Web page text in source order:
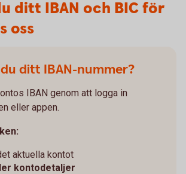
ditt IBAN och BIC för
oss
ditt IBAN-nummer?
IBAN genom att logga in
eller appen.
aktuella kontot
kontodetaljer